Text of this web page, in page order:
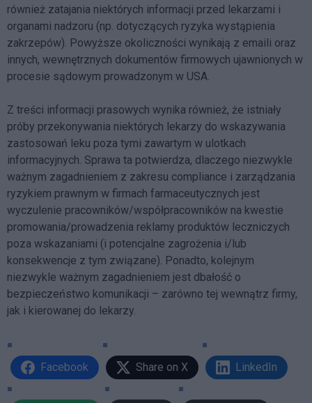
również zatajania niektórych informacji przed lekarzami i
organami nadzoru (np. dotyczących ryzyka wystąpienia
zakrzepów). Powyższe okoliczności wynikają z emaili oraz
innych, wewnętrznych dokumentów firmowych ujawnionych w
procesie sądowym prowadzonym w USA.
Z treści informacji prasowych wynika również, że istniały
próby przekonywania niektórych lekarzy do wskazywania
zastosowań leku poza tymi zawartym w ulotkach
informacyjnych. Sprawa ta potwierdza, dlaczego niezwykle
ważnym zagadnieniem z zakresu compliance i zarządzania
ryzykiem prawnym w firmach farmaceutycznych jest
wyczulenie pracowników/współpracowników na kwestie
promowania/prowadzenia reklamy produktów leczniczych
poza wskazaniami (i potencjalne zagrożenia i/lub
konsekwencje z tym związane). Ponadto, kolejnym
niezwykle ważnym zagadnieniem jest dbałość o
bezpieczeństwo komunikacji – zarówno tej wewnątrz firmy,
jak i kierowanej do lekarzy.
Facebook Share on X LinkedIn